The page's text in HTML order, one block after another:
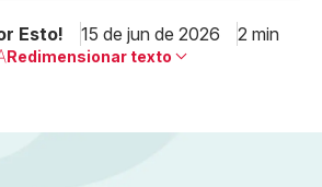
Esto! 15 de jun de 2026 2 min
Redimensionar texto